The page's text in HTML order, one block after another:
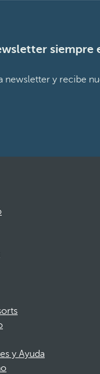
siempre
newsletter y recibe
y Ayuda